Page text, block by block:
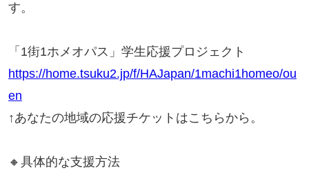
す。
「1街1ホメオパス」学生応援プロジェクト
https://home.tsuku2.jp/f/HAJapan/1machi1homeo/ou
en
↑あなたの地域の応援チケットはこちらから。
🔸具体的な支援方法